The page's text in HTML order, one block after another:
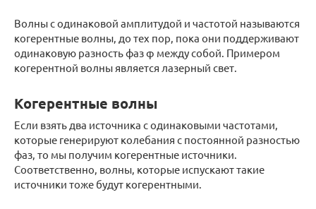
Волны с одинаковой амплитудой и частотой называются
когерентные волны, до тех пор, пока они поддерживают
одинаковую разность фаз φ между собой. Примером
когерентной волны является лазерный свет.
Когерентные волны
Если взять два источника с одинаковыми частотами,
которые генерируют колебания с постоянной разностью
фаз, то мы получим когерентные источники.
Соответственно, волны, которые испускают такие
источники тоже будут когерентными.